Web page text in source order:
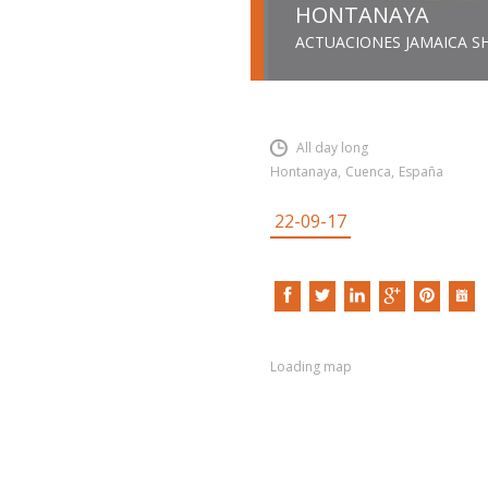
HONTANAYA
ACTUACIONES JAMAICA
All day long
Hontanaya, Cuenca, España
22-09-17
Loading map